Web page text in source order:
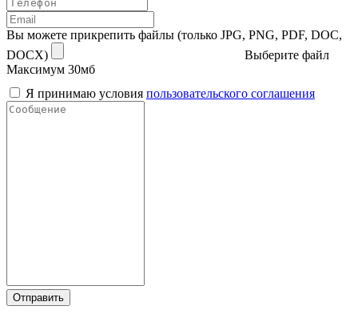
Вы можете прикрепить файлы (только JPG, PNG, PDF, DOC,
DOCX)
Выберите файл
Максимум 30мб
Я принимаю условия пользовательского соглашения
Отправить